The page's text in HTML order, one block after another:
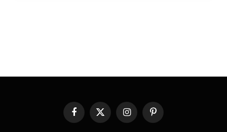
Facebook
X
(Twitter)
InstagramPinterest